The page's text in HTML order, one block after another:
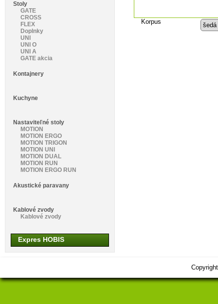
Korpus
Stoly
GATE
CROSS
FLEX
Doplnky
UNI
UNI O
UNI A
GATE akcia
Kontajnery
Kuchyne
Nastaviteľné stoly
MOTION
MOTION ERGO
MOTION TRIGON
MOTION UNI
MOTION DUAL
MOTION RUN
MOTION ERGO RUN
Akustické paravany
Kablové zvody
Kablové zvody
Expres HOBIS